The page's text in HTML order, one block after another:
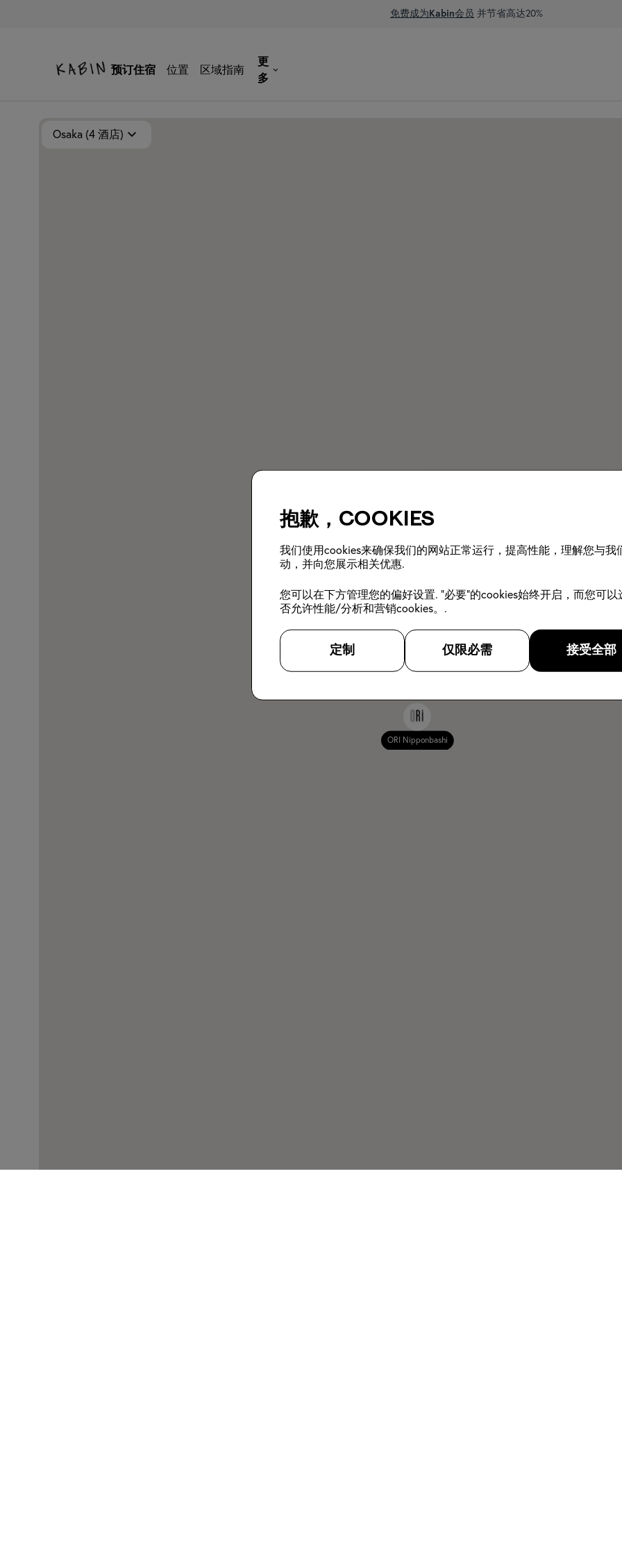
抱歉，cookies
我们使用cookies来确保我们的网站正常运行，提高性能，理解您与我
动，并向您展示相关优惠.
您可以在下方管理您的偏好设置. "必要"的cookies始终开启，而您可以
否允许性能/分析和营销cookies。.
定制 仅限必需 接受全部
免费成为Kabin会员 并节省高达20%
预订住宿 位置 区域指南
更
多
酒店地图
osaka
Osaka (4 酒店)
ORI Nipponbashi